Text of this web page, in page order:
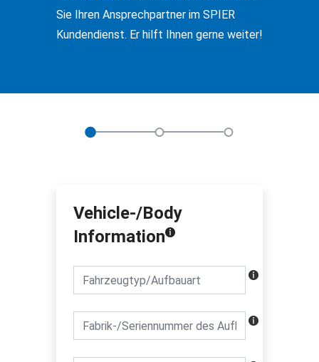
Sie Ihren Ansprechpartner im SPIER
Kundendienst. Er hilft Ihnen gerne weiter!
Vehicle-/Body
Information